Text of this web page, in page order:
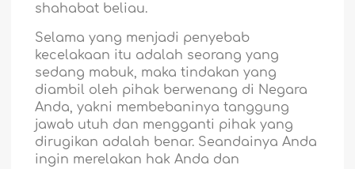
shahabat beliau.
Selama yang menjadi penyebab
kecelakaan itu adalah seorang yang
sedang mabuk, maka tindakan yang
diambil oleh pihak berwenang di Negara
Anda, yakni membebaninya tanggung
jawab utuh dan mengganti pihak yang
dirugikan adalah benar. Seandainya Anda
ingin merelakan hak Anda dan